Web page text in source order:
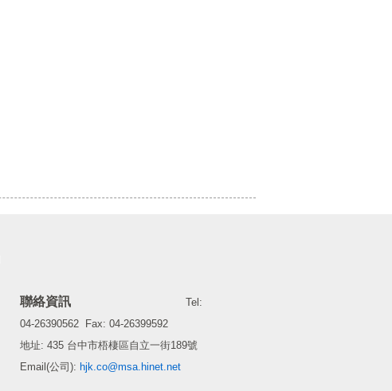
聯絡資訊 Tel:
04-26390562 Fax: 04-26399592
地址: 435 台中市梧棲區自立一街189號
Email(公司): hjk.co@msa.hinet.net